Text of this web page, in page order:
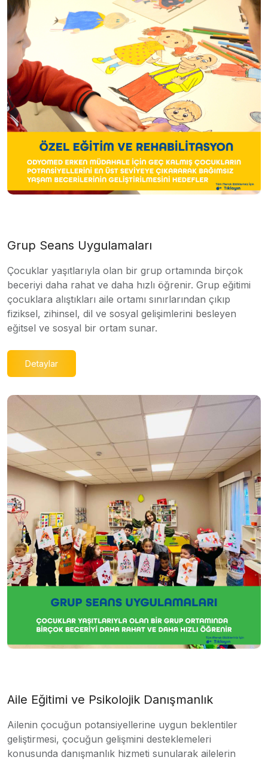
Grup Seans Uygulamaları
Çocuklar yaşıtlarıyla olan bir grup ortamında birçok
beceriyi daha rahat ve daha hızlı öğrenir. Grup eğitimi
çocuklara alıştıkları aile ortamı sınırlarından çıkıp
fiziksel, zihinsel, dil ve sosyal gelişimlerini besleyen
eğitsel ve sosyal bir ortam sunar.
Detaylar
Aile Eğitimi ve Psikolojik Danışmanlık
Ailenin çocuğun potansiyellerine uygun beklentiler
geliştirmesi, çocuğun gelişmini desteklemeleri
konusunda danışmanlık hizmeti sunularak ailelerin